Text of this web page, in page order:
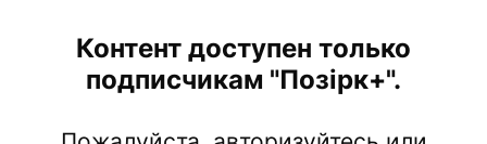
Контент доступен только
подписчикам "Позірк+".